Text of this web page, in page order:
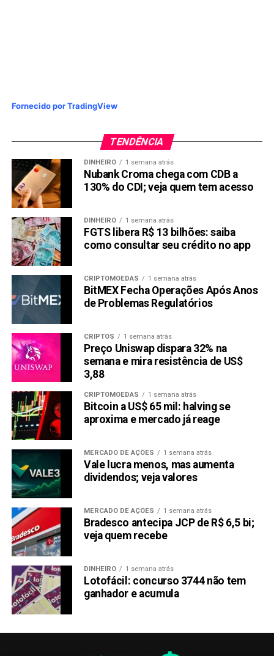
Fornecido por TradingView
TENDÊNCIA
DINHEIRO 1 semana atrás
Nubank Croma chega com CDB a
130% do CDI; veja quem tem acesso
DINHEIRO 1 semana atrás
FGTS libera R$ 13 bilhões: saiba
como consultar seu crédito no app
CRIPTOMOEDAS 1 semana atrás
BitMEX Fecha Operações Após Anos
de Problemas Regulatórios
CRIPTOS 1 semana atrás
Preço Uniswap dispara 32% na
semana e mira resistência de US$
3,88
CRIPTOMOEDAS 1 semana atrás
Bitcoin a US$ 65 mil: halving se
aproxima e mercado já reage
MERCADO DE AÇÕES 1 semana atrás
Vale lucra menos, mas aumenta
dividendos; veja valores
MERCADO DE AÇÕES 1 semana atrás
Bradesco antecipa JCP de R$ 6,5 bi;
veja quem recebe
DINHEIRO 1 semana atrás
Lotofácil: concurso 3744 não tem
ganhador e acumula